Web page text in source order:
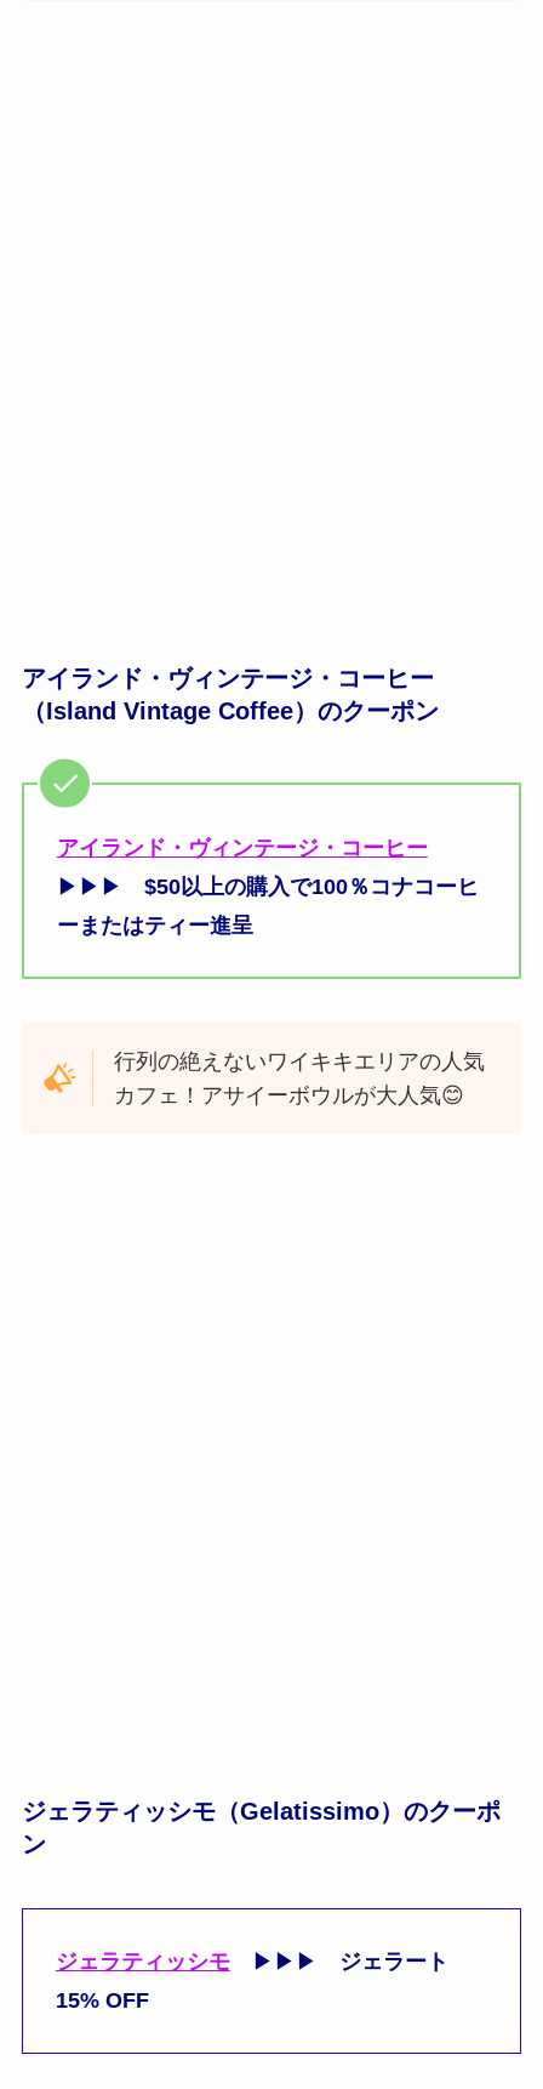
アイランド・ヴィンテージ・コーヒー
（Island Vintage Coffee）のクーポン
アイランド・ヴィンテージ・コーヒー
▶▶▶ $50以上の購入で100％コナコーヒ
ーまたはティー進呈
行列の絶えないワイキキエリアの人気
カフェ！アサイーボウルが大人気😊
ジェラティッシモ（Gelatissimo）のクーポ
ン
ジェラティッシモ▶▶▶
ジェラート
15% OFF